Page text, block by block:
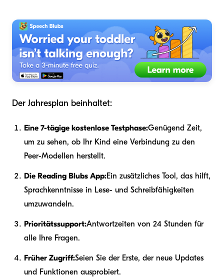
Der Jahresplan beinhaltet:
Eine 7-tägige kostenlose Testphase:Genügend Zeit,
um zu sehen, ob Ihr Kind eine Verbindung zu den
Peer-Modellen herstellt.
Die Reading Blubs App:Ein zusätzliches Tool, das hilft,
Sprachkenntnisse in Lese- und Schreibfähigkeiten
umzuwandeln.
Prioritätssupport:Antwortzeiten von 24 Stunden für
alle Ihre Fragen.
Früher Zugriff:Seien Sie der Erste, der neue Updates
und Funktionen ausprobiert.